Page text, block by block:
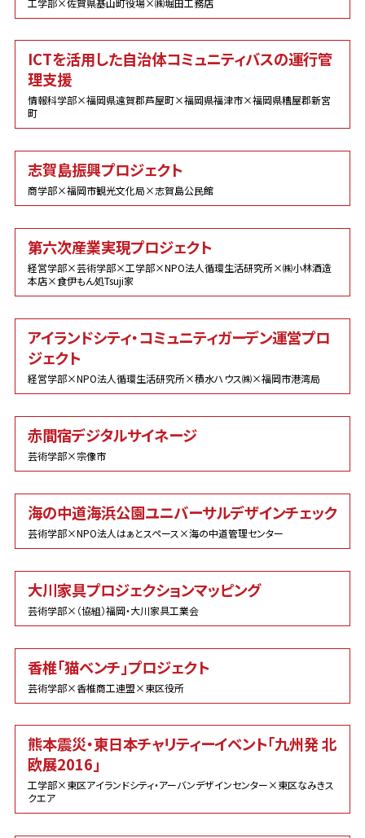
ICTを活用した自治体コミュニティバスの運行管
理支援
情報科学部×福岡県遠賀郡芦屋町×福岡県福津市×福岡県糟屋郡新宮
町
志賀島振興プロジェクト
商学部×福岡市観光文化局×志賀島公民館
第六次産業実現プロジェクト
経営学部×芸術学部×工学部×NPO法人循環生活研究所×㈱小林酒造
本店×食伊もん処Tsuji家
アイランドシティ・コミュニティガーデン運営プロ
ジェクト
経営学部×NPO法人循環生活研究所×積水ハウス㈱×福岡市港湾局
赤間宿デジタルサイネージ
芸術学部×宗像市
海の中道海浜公園ユニバーサルデザインチェック
芸術学部×NPO法人はぁとスペース×海の中道管理センター
大川家具プロジェクションマッピング
芸術学部×（協組）福岡・大川家具工業会
香椎「猫ベンチ」プロジェクト
芸術学部×香椎商工連盟×東区役所
熊本震災・東日本チャリティーイベント「九州発 北
欧展2016」
工学部×東区アイランドシティ・アーバンデザインセンター×東区なみきス
クエア